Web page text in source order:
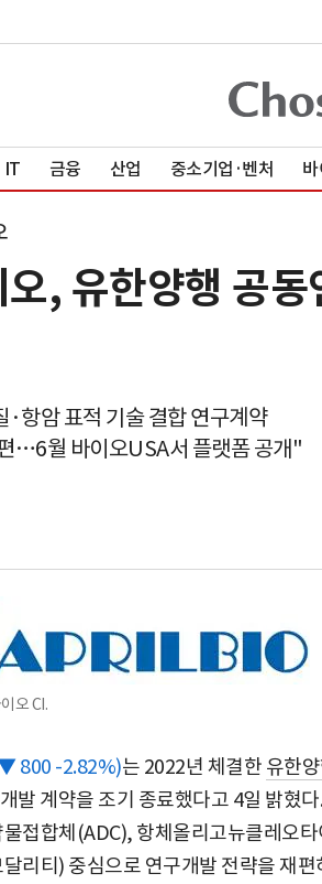
IT 금융 산업 중소기업·벤처
오, 유한양행 공
항암 표적 기술 결합 연구계약
…6월 바이오USA서 플랫폼 공개"
오 CI.
800 -2.82%)는 2022년 체결한 유한
발 계약을 조기 종료했다고 4일 밝혔
접합체(ADC), 항체올리고뉴클레오
리티) 중심으로 연구개발 전략을 재편